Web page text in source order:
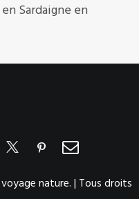
Sardaigne en
nature. | Tous droits